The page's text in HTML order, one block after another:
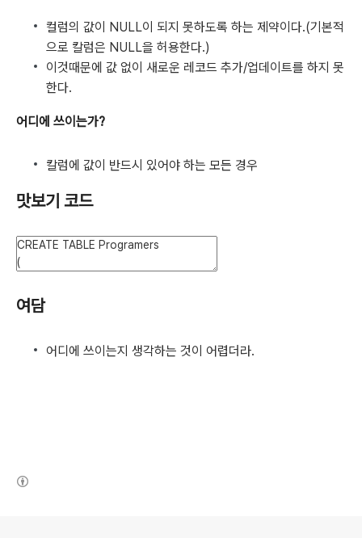
컬럼의 값이 NULL이 되지 못하도록 하는 제약이다.(기본적
으로 칼럼은 NULL을 허용한다.)
이것때문에 값 없이 새로운 레코드 추가/업데이트를 하지 못
한다.
어디에 쓰이는가?
칼럼에 값이 반드시 있어야 하는 모든 경우
맛보기 코드
여담
어디에 쓰이는지 생각하는 것이 어렵더라.